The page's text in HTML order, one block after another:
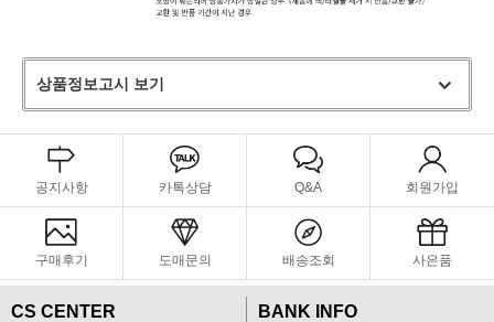
상품정보고시 보기
공지사항 카톡상담 Q&A 회원가입
구매후기 도매문의 배송조회 사은품
CS CENTER
BANK INFO